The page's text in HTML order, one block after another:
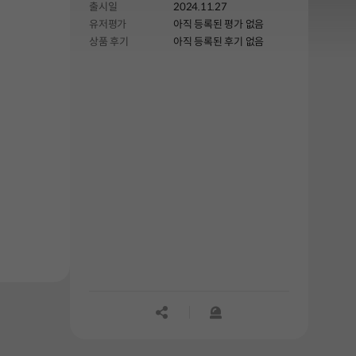
출시일
2024.11.27
유저평가
아직 등록된 평가 없음
상품 후기
아직 등록된 후기 없음
공유하기신고하기